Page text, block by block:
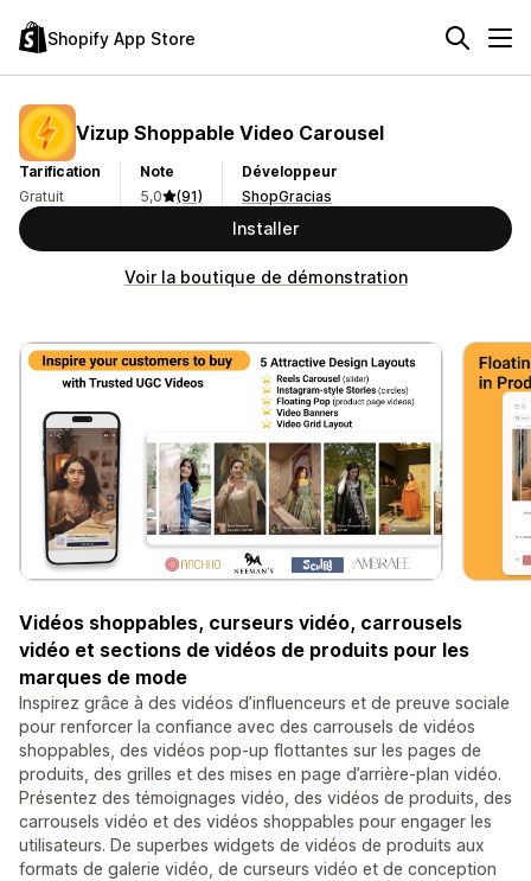
Shopify App Store
Vizup Shoppable Video Carousel
Tarification
Gratuit
Note
5,0
(91)
Développeur
ShopGracias
Installer
Voir la boutique de démonstration
Vidéos shoppables, curseurs vidéo, carrousels
vidéo et sections de vidéos de produits pour les
marques de mode
Inspirez grâce à des vidéos d’influenceurs et de preuve sociale
pour renforcer la confiance avec des carrousels de vidéos
shoppables, des vidéos pop-up flottantes sur les pages de
produits, des grilles et des mises en page d’arrière-plan vidéo.
Présentez des témoignages vidéo, des vidéos de produits, des
carrousels vidéo et des vidéos shoppables pour engager les
utilisateurs. De superbes widgets de vidéos de produits aux
formats de galerie vidéo, de curseurs vidéo et de conception